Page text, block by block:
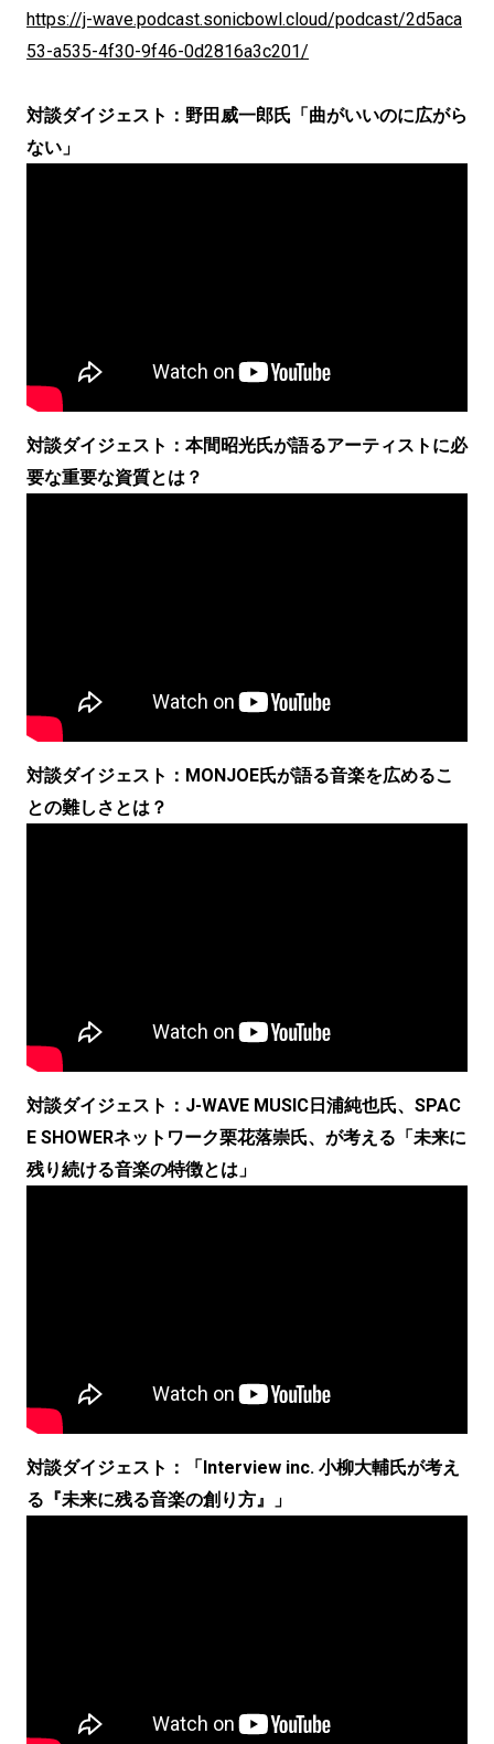
https://j-wave.podcast.sonicbowl.cloud/podcast/2d5aca
53-a535-4f30-9f46-0d2816a3c201/
対談ダイジェスト：野田威一郎氏「曲がいいのに広がら
ない」
対談ダイジェスト：本間昭光氏が語るアーティストに必
要な重要な資質とは？
対談ダイジェスト：MONJOE氏が語る音楽を広めるこ
との難しさとは？
対談ダイジェスト：J-WAVE MUSIC日浦純也氏、SPAC
E SHOWERネットワーク栗花落崇氏、が考える「未来に
残り続ける音楽の特徴とは」
対談ダイジェスト：「Interview inc. 小柳大輔氏が考え
る『未来に残る音楽の創り方』」